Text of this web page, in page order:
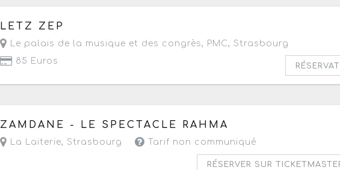
Le jeudi 24 septembre 2026
LETZ ZEP
Le palais de la musique et des congrès, PMC, Strasbourg
85 Euros
Le samedi 26 septembre 2026 à partir de 19h30
ZAMDANE - LE SPECTACLE RAHMA
La Laiterie, Strasbourg Tarif non communiqué
RÉSERVER SUR